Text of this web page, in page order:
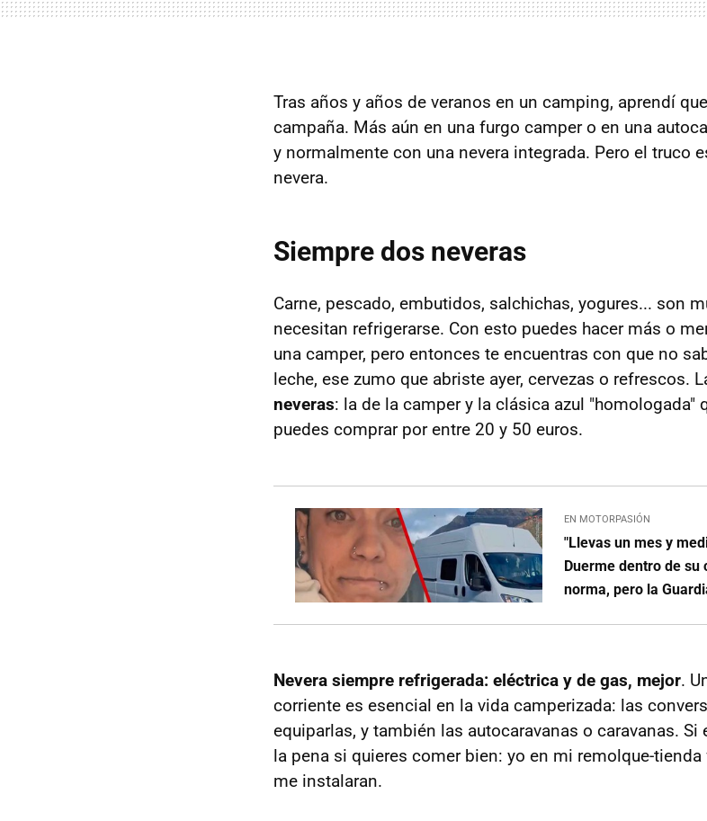
Tras años y años de veranos en un camping, aprendí
campaña. Más aún en una furgo camper o en una
y normalmente con una nevera integrada. Pero el truco
nevera.
Siempre dos neveras
Carne, pescado, embutidos, salchichas, yogures... son
necesitan refrigerarse. Con esto puedes hacer más o
una camper, pero entonces te encuentras con que no
leche, ese zumo que abriste ayer, cervezas o refrescos.
neveras: la de la camper y la clásica azul "homologada"
puedes comprar por entre 20 y 50 euros.
EN MOTORPASIÓN
"Llevas un mes y
Duerme dentro de
norma, pero la
Nevera siempre refrigerada: eléctrica y de gas, mejor.
corriente es esencial en la vida camperizada: las
equiparlas, y también las autocaravanas o caravanas.
la pena si quieres comer bien: yo en mi remolque-
me instalaran.